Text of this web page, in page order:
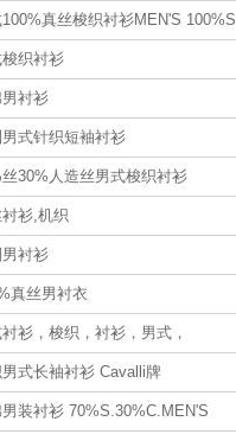
100%真丝梭织衬衫MEN'S 100%S
梭织衬衫
衬衫
式针织短袖衬衫
30%人造丝男式梭织衬衫
衫,机织
衬衫
真丝男衬衣
衫，梭织，衬衫，男式，
式长袖衬衫 Cavalli牌
装衬衫 70%S.30%C.MEN'S